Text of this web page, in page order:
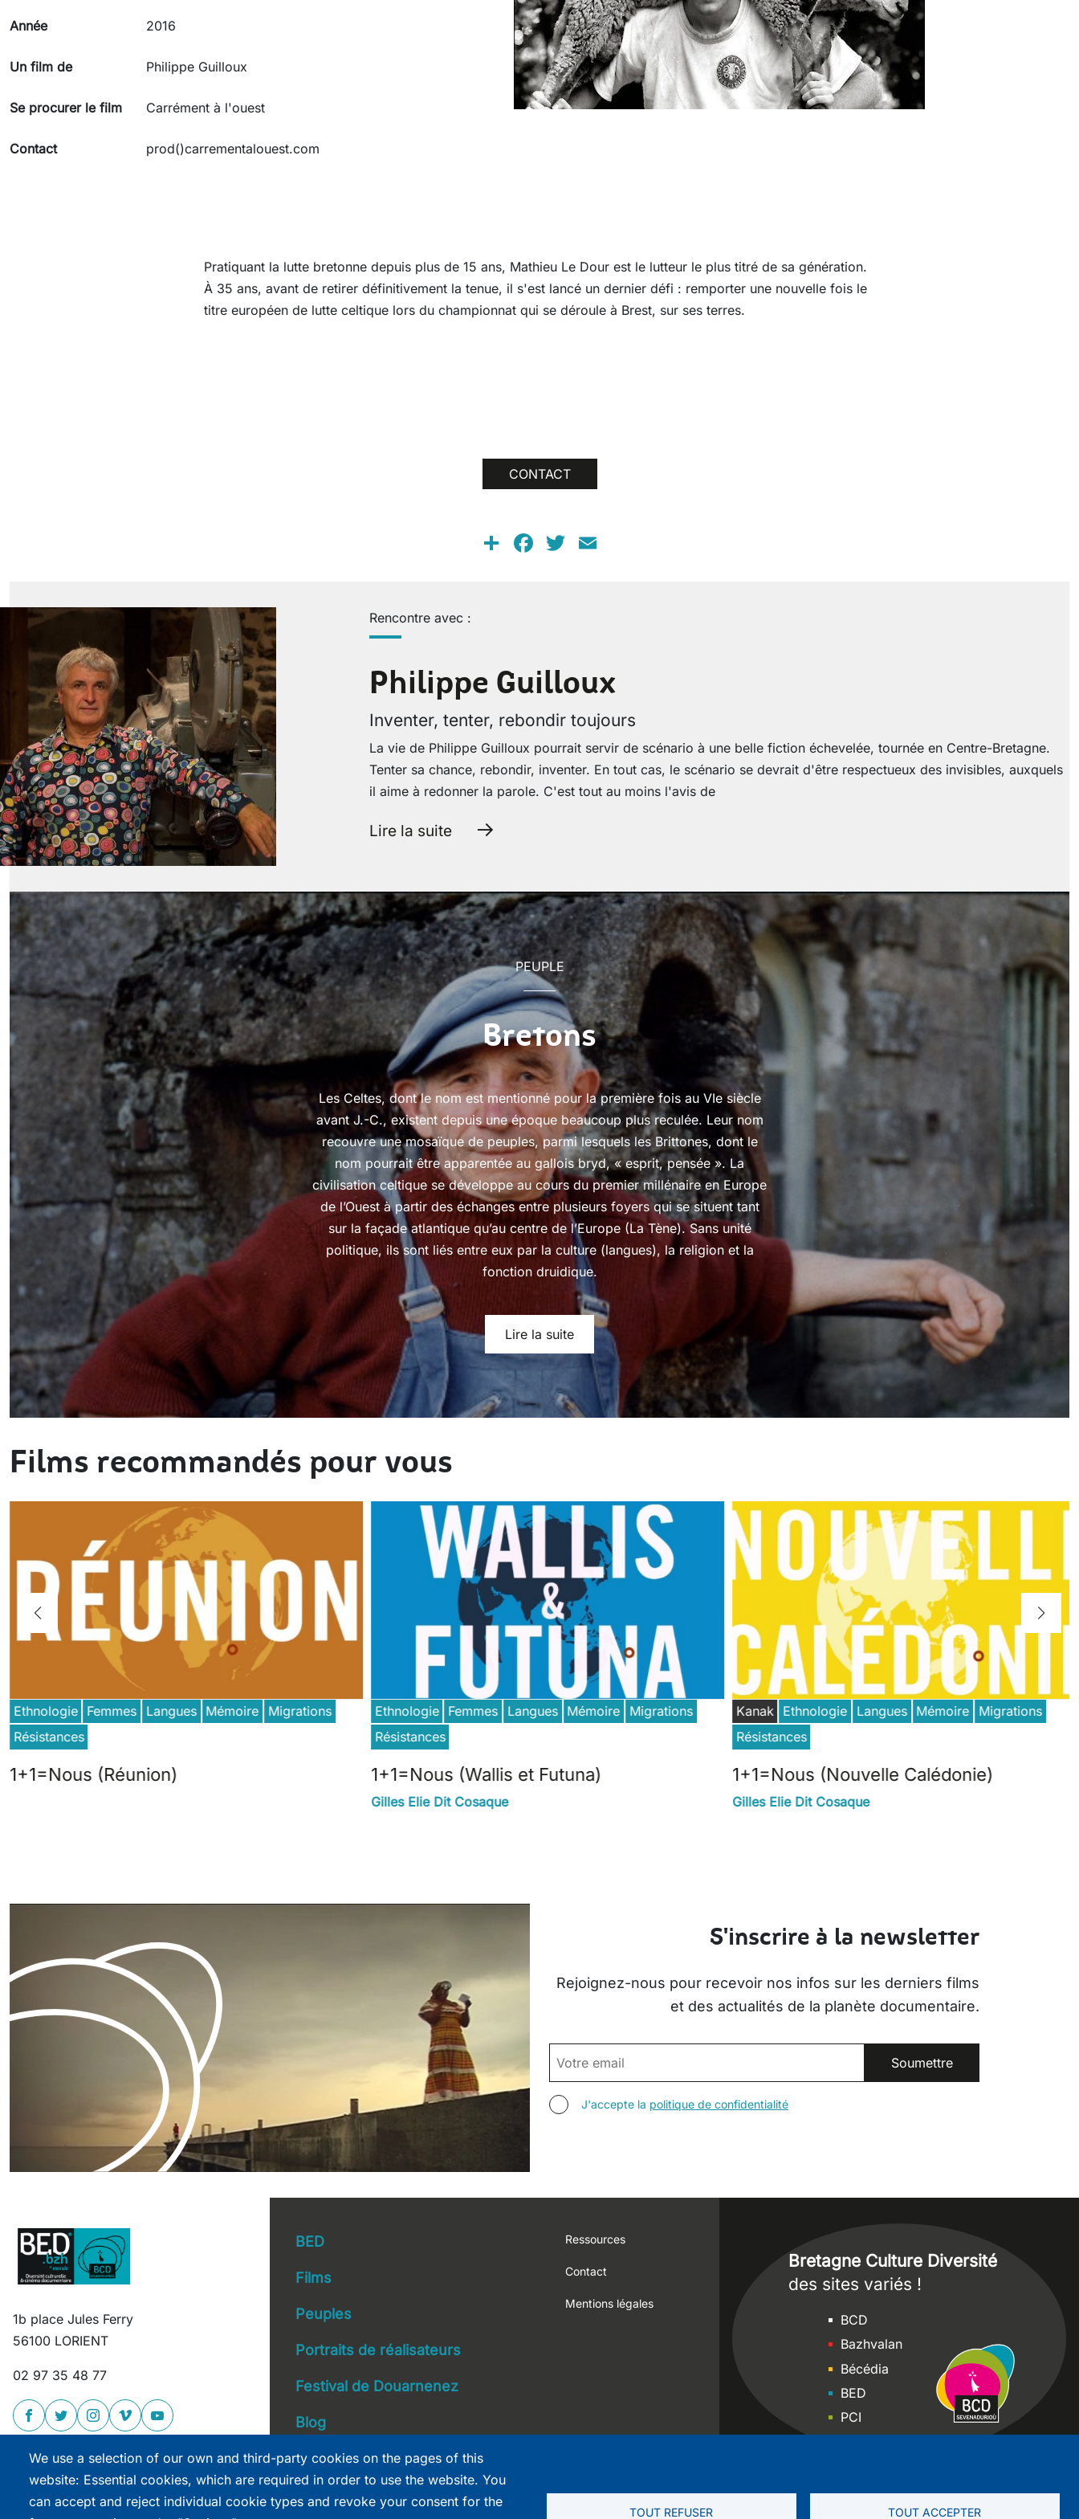
Année 2016
Un film de Philippe Guilloux
Se procurer le film Carrément à l'ouest
Contact prod()carrementalouest.com
Pratiquant la lutte bretonne depuis plus de 15 ans, Mathieu Le Dour est le lutteur le plus titré de sa génération.
À 35 ans, avant de retirer définitivement la tenue, il s'est lancé un dernier défi : remporter une nouvelle fois le
titre européen de lutte celtique lors du championnat qui se déroule à Brest, sur ses terres.
CONTACT
ShareFacebook
Twitter
Rencontre avec :
Philippe Guilloux
Inventer, tenter, rebondir toujours
La vie de Philippe Guilloux pourrait servir de scénario à une belle fiction échevelée, tournée en Centre-Bretagne.
Tenter sa chance, rebondir, inventer. En tout cas, le scénario se devrait d'être respectueux des invisibles, auxquels
il aime à redonner la parole. C'est tout au moins l'avis de
Lire la suite
PEUPLE
Bretons
Les Celtes, dont le nom est mentionné pour la première fois au VIe siècle
avant J.-C., existent depuis une époque beaucoup plus reculée. Leur nom
recouvre une mosaïque de peuples, parmi lesquels les Brittones, dont le
nom pourrait être apparentée au gallois bryd, « esprit, pensée ». La
civilisation celtique se développe au cours du premier millénaire en Europe
de l’Ouest à partir des échanges entre plusieurs foyers qui se situent tant
sur la façade atlantique qu’au centre de l’Europe (La Tène). Sans unité
politique, ils sont liés entre eux par la culture (langues), la religion et la
fonction druidique.
Lire la suite
Films recommandés pour vous
Ethnologie Femmes Langues Mémoire
Migrations
Résistances
1+1=Nous (Réunion)
Ethnologie Femmes Langues Mémoire
Migrations
Résistances
1+1=Nous (Wallis et Futuna)
Gilles Elie Dit Cosaque
Kanak Ethnologie Langues Mémoire
Migrations
Résistances
1+1=Nous (Nouvelle Calédonie)
Gilles Elie Dit Cosaque
S'inscrire à la newsletter
Rejoignez-nous pour recevoir nos infos sur les derniers films
et des actualités de la planète documentaire.
EMAIL
AGREE TERMS
J'accepte la politique de confidentialité
1b place Jules Ferry
56100 LORIENT
02 97 35 48 77
Main navigation
BED
Films
Peuples
Portraits de réalisateurs
Festival de Douarnenez
Blog
Footer
Ressources
Contact
Mentions légales
Bretagne Culture Diversité
des sites variés !
SitesBCD
Bazhvalan
Bécédia
BED
PCI
We use a selection of our own and third-party cookies on the pages of this
website: Essential cookies, which are required in order to use the website. You
can accept and reject individual cookie types and revoke your consent for the
TOUT REFUSER TOUT ACCEPTER